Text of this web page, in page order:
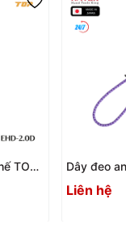
TOP
Dây đeo
SFS -
Liên hệ